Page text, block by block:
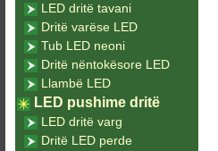
LED dritë tavani
Dritë varëse LED
Tub LED neoni
Dritë nëntokësore LED
Llambë LED
LED pushime dritë
LED dritë varg
Dritë LED perde